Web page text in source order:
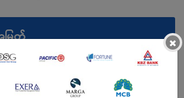
မြတ် ×